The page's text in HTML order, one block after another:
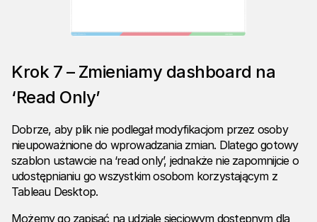
Krok 7 – Zmieniamy dashboard na
‘Read Only’
Dobrze, aby plik nie podlegał modyfikacjom przez osoby
nieupoważnione do wprowadzania zmian. Dlatego gotowy
szablon ustawcie na ‘read only’, jednakże nie zapomnijcie o
udostępnianiu go wszystkim osobom korzystającym z
Tableau Desktop.
Możemy go zapisać na udziale sieciowym dostępnym dla